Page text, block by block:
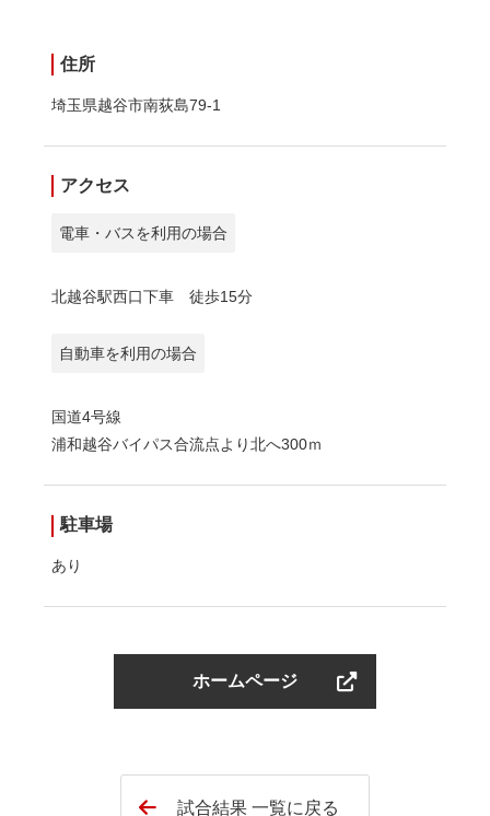
住所
埼玉県越谷市南荻島79-1
アクセス
電車・バスを利用の場合
北越谷駅西口下車 徒歩15分
自動車を利用の場合
国道4号線
浦和越谷バイパス合流点より北へ300ｍ
駐車場
あり
ホームページ
試合結果 一覧に戻る